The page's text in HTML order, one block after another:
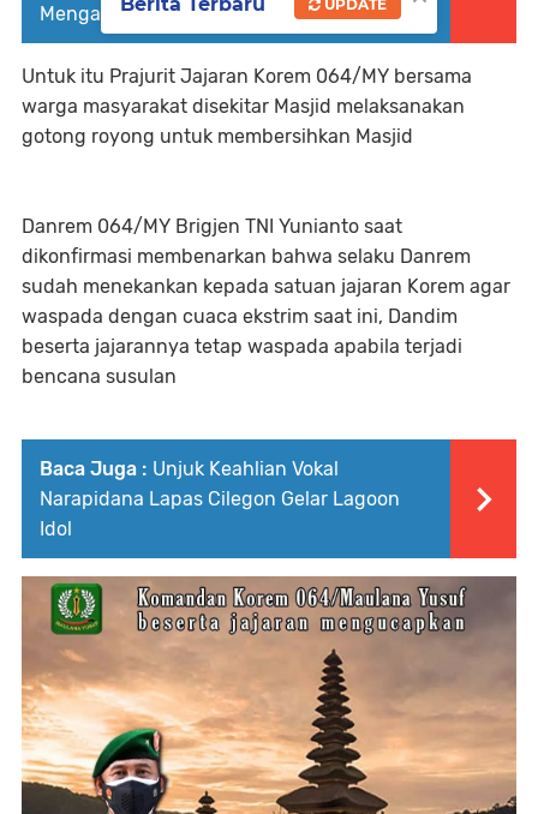
Mengalami Kenaikan
Untuk itu Prajurit Jajaran Korem 064/MY bersama
warga masyarakat disekitar Masjid melaksanakan
gotong royong untuk membersihkan Masjid
Danrem 064/MY Brigjen TNI Yunianto saat
dikonfirmasi membenarkan bahwa selaku Danrem
sudah menekankan kepada satuan jajaran Korem agar
waspada dengan cuaca ekstrim saat ini, Dandim
beserta jajarannya tetap waspada apabila terjadi
bencana susulan
Baca Juga : Unjuk Keahlian Vokal
Narapidana Lapas Cilegon Gelar Lagoon
Idol
UPDATE